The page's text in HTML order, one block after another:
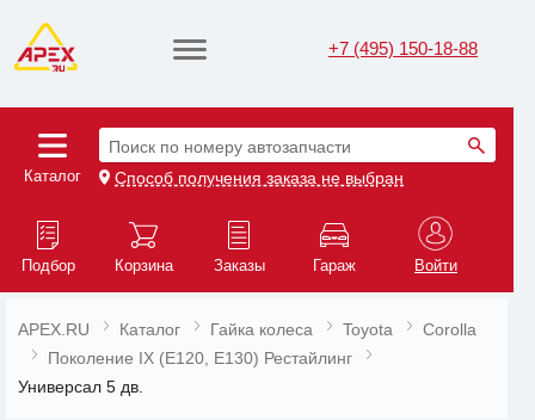
+7 (495) 150-18-88
Каталог
Поиск по номеру автозапчасти
Способ получения заказа не выбран
Подбор Корзина Заказы Гараж Войти
APEX.RU Каталог Гайка колеса Toyota
Corolla
Поколение IX (E120, E130) Рестайлинг
Универсал 5 дв.